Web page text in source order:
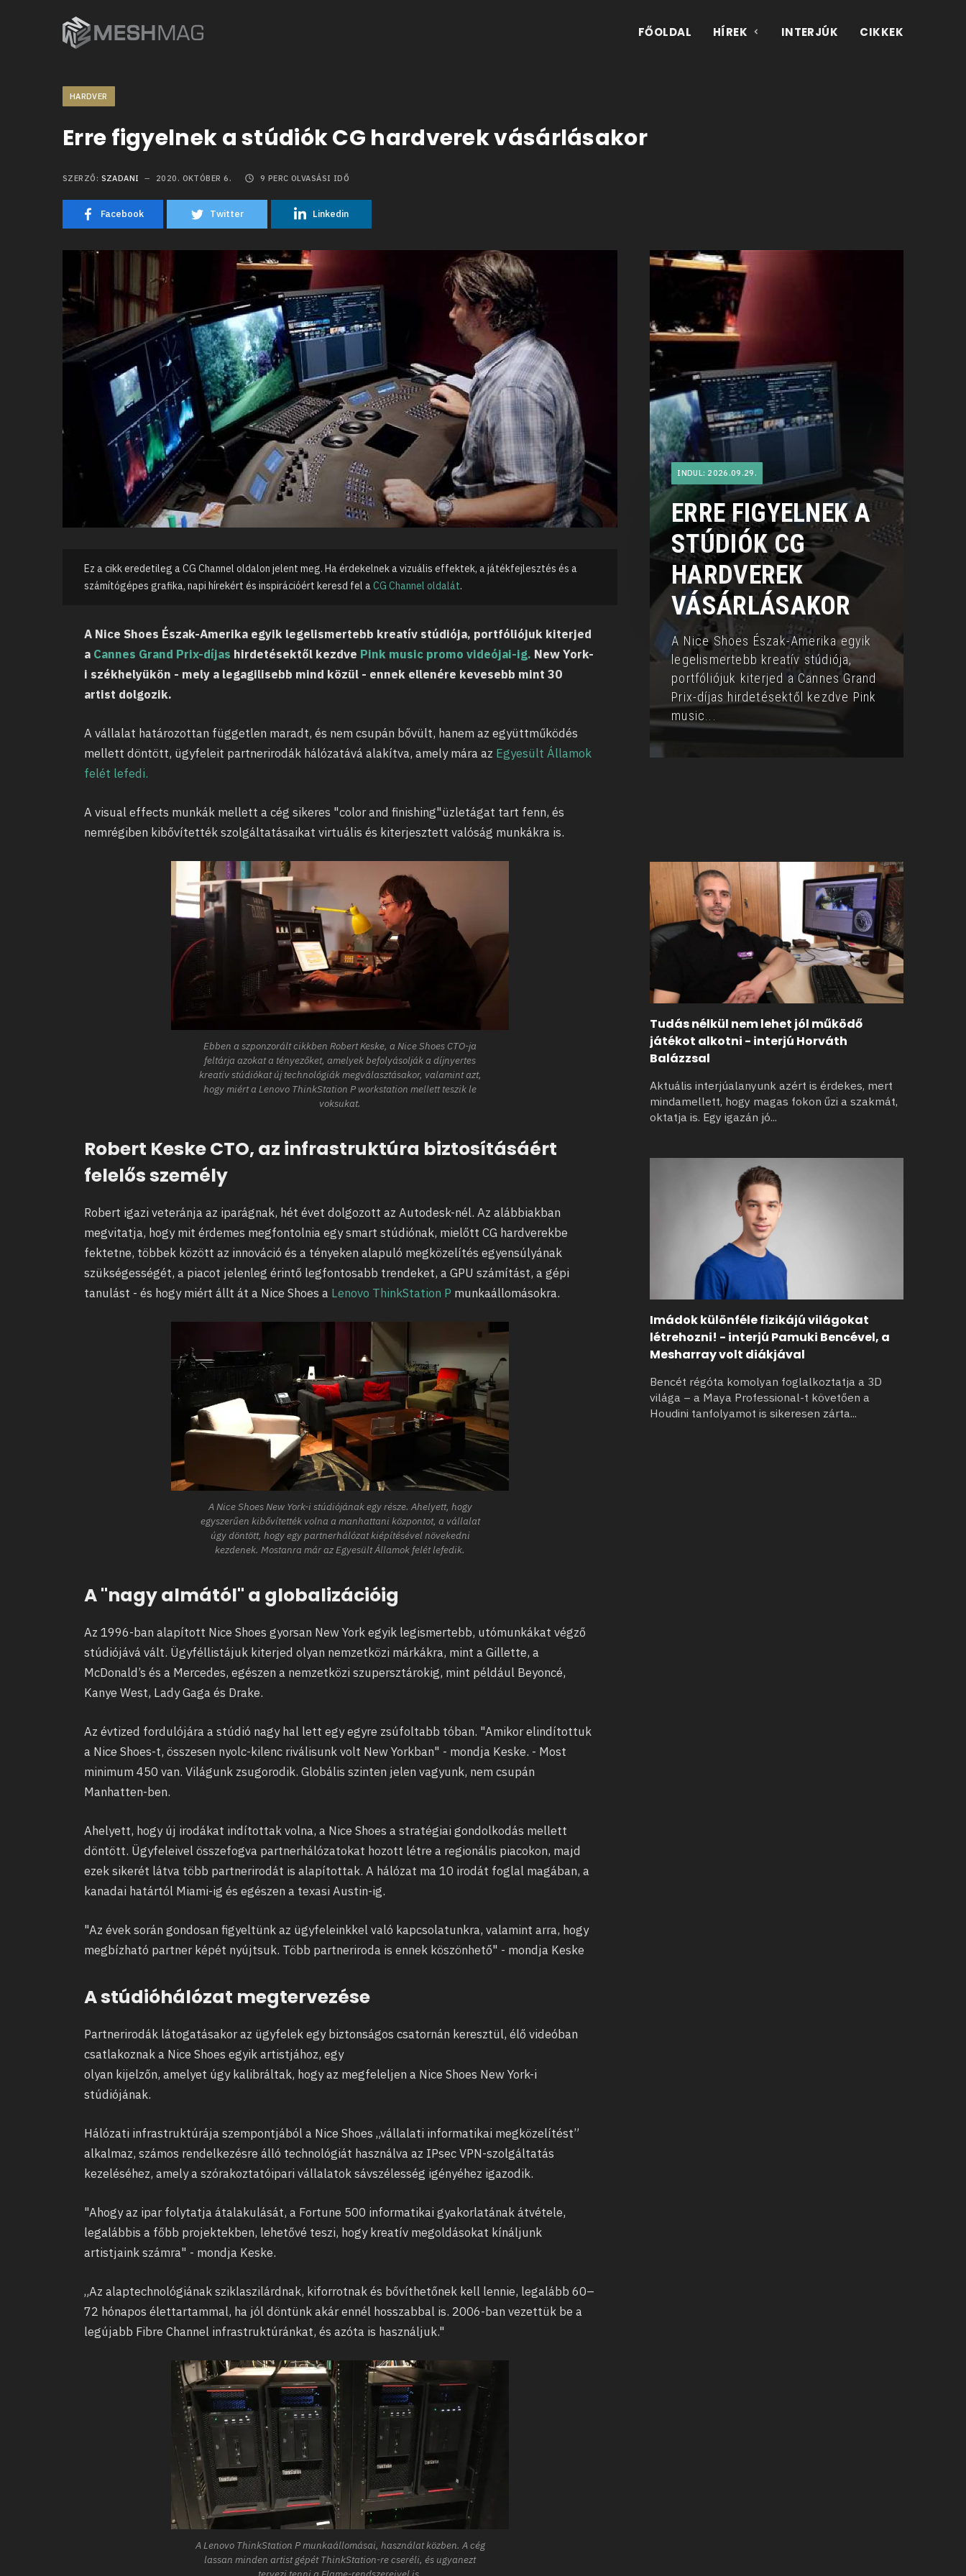
FŐOLDAL HÍREK INTERJÚK CIKKEK
HARDVER
Erre figyelnek a stúdiók CG hardverek vásárlásakor
SZERZŐ: SZADANI 2020. OKTÓBER 6. 9 PERC OLVASÁSI IDŐ
Facebook Twitter Linkedin
Ez a cikk eredetileg a CG Channel oldalon jelent meg. Ha érdekelnek a vizuális effektek, a játékfejlesztés és a
számítógépes grafika, napi hírekért és inspirációért keresd fel aCG Channel oldalát.
A Nice Shoes Észak-Amerika egyik legelismertebb kreatív stúdiója, portfóliójuk kiterjed
a Cannes Grand Prix-díjas hirdetésektől kezdve Pink music promo videójai-ig. New York-
i székhelyükön - mely a legagilisebb mind közül - ennek ellenére kevesebb mint 30
artist dolgozik.
A vállalat határozottan független maradt, és nem csupán bővült, hanem az együttműködés
mellett döntött, ügyfeleit partnerirodák hálózatává alakítva, amely mára az Egyesült Államok
felét lefedi.
A visual effects munkák mellett a cég sikeres "color and finishing"üzletágat tart fenn, és
nemrégiben kibővítették szolgáltatásaikat virtuális és kiterjesztett valóság munkákra is.
Ebben a szponzorált cikkben Robert Keske, a Nice Shoes CTO-ja
feltárja azokat a tényezőket, amelyek befolyásolják a díjnyertes
kreatív stúdiókat új technológiák megválasztásakor, valamint azt,
hogy miért a Lenovo ThinkStation P workstation mellett teszik le
voksukat.
Robert Keske CTO, az infrastruktúra biztosításáért
felelős személy
Robert igazi veteránja az iparágnak, hét évet dolgozott az Autodesk-nél. Az alábbiakban
megvitatja, hogy mit érdemes megfontolnia egy smart stúdiónak, mielőtt CG hardverekbe
fektetne, többek között az innováció és a tényeken alapuló megközelítés egyensúlyának
szükségességét, a piacot jelenleg érintő legfontosabb trendeket, a GPU számítást, a gépi
tanulást - és hogy miért állt át a Nice Shoes a Lenovo ThinkStation P munkaállomásokra.
A Nice Shoes New York-i stúdiójának egy része. Ahelyett, hogy
egyszerűen kibővítették volna a manhattani központot, a vállalat
úgy döntött, hogy egy partnerhálózat kiépítésével növekedni
kezdenek. Mostanra már az Egyesült Államok felét lefedik.
A "nagy almától" a globalizációig
Az 1996-ban alapított Nice Shoes gyorsan New York egyik legismertebb, utómunkákat végző
stúdiójává vált. Ügyféllistájuk kiterjed olyan nemzetközi márkákra, mint a Gillette, a
McDonald’s és a Mercedes, egészen a nemzetközi szupersztárokig, mint például Beyoncé,
Kanye West, Lady Gaga és Drake.
Az évtized fordulójára a stúdió nagy hal lett egy egyre zsúfoltabb tóban. "Amikor elindítottuk
a Nice Shoes-t, összesen nyolc-kilenc riválisunk volt New Yorkban" - mondja Keske. - Most
minimum 450 van. Világunk zsugorodik. Globális szinten jelen vagyunk, nem csupán
Manhatten-ben.
Ahelyett, hogy új irodákat indítottak volna, a Nice Shoes a stratégiai gondolkodás mellett
döntött. Ügyfeleivel összefogva partnerhálózatokat hozott létre a regionális piacokon, majd
ezek sikerét látva több partnerirodát is alapítottak. A hálózat ma 10 irodát foglal magában, a
kanadai határtól Miami-ig és egészen a texasi Austin-ig.
"Az évek során gondosan figyeltünk az ügyfeleinkkel való kapcsolatunkra, valamint arra, hogy
megbízható partner képét nyújtsuk. Több partneriroda is ennek köszönhető" - mondja Keske
A stúdióhálózat megtervezése
Partnerirodák látogatásakor az ügyfelek egy biztonságos csatornán keresztül, élő videóban
csatlakoznak a Nice Shoes egyik artistjához, egy
olyan kijelzőn, amelyet úgy kalibráltak, hogy az megfeleljen a Nice Shoes New York-i
stúdiójának.
Hálózati infrastruktúrája szempontjából a Nice Shoes „vállalati informatikai megközelítést”
alkalmaz, számos rendelkezésre álló technológiát használva az IPsec VPN-szolgáltatás
kezeléséhez, amely a szórakoztatóipari vállalatok sávszélesség igényéhez igazodik.
"Ahogy az ipar folytatja átalakulását, a Fortune 500 informatikai gyakorlatának átvétele,
legalábbis a főbb projektekben, lehetővé teszi, hogy kreatív megoldásokat kínáljunk
artistjaink számra" - mondja Keske.
„Az alaptechnológiának sziklaszilárdnak, kiforrotnak és bővíthetőnek kell lennie, legalább 60–
72 hónapos élettartammal, ha jól döntünk akár ennél hosszabbal is. 2006-ban vezettük be a
legújabb Fibre Channel infrastruktúránkat, és azóta is használjuk."
A Lenovo ThinkStation P munkaállomásai, használat közben. A cég
lassan minden artist gépét ThinkStation-re cseréli, és ugyanezt
INDUL: 2026.09.29.
ERRE FIGYELNEK A
STÚDIÓK CG
HARDVEREK
VÁSÁRLÁSAKOR
A Nice Shoes Észak-Amerika egyik
legelismertebb kreatív stúdiója,
portfóliójuk kiterjed a Cannes Grand
Prix-díjas hirdetésektől kezdve Pink
music
Tudás nélkül nem lehet jól működő
játékot alkotni - interjú Horváth
Balázzsal
Aktuális interjúalanyunk azért is érdekes, mert
mindamellett, hogy magas fokon űzia szakmát,
oktatja is. Egy igazán jó...
Imádok különféle fizikájú világokat
létrehozni! - interjú Pamuki Bencével, a
Mesharray volt diákjával
Bencét régóta komolyan foglalkoztatja a 3D
világa – a Maya Professional-t követően a
Houdini tanfolyamot is sikeresen zárta...